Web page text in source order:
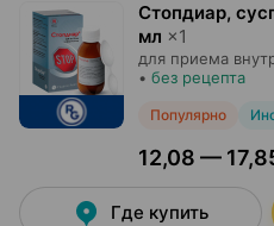
Стопдиар,
мл ×1
для приема
• без рецепта
Популярно
12,08 —
Где купить